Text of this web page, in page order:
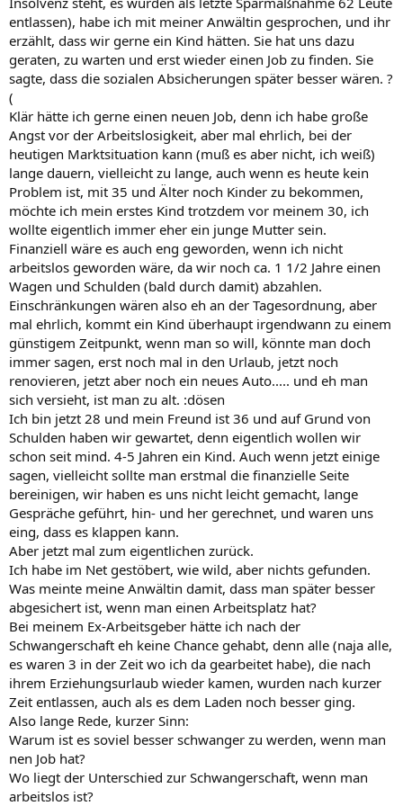
entlassen), habe ich mit meiner Anwältin gesprochen, und ihr
erzählt, dass wir gerne ein Kind hätten. Sie hat uns dazu
geraten, zu warten und erst wieder einen Job zu finden. Sie
sagte, dass die sozialen Absicherungen später besser wären. ?
(
Klär hätte ich gerne einen neuen Job, denn ich habe große
Angst vor der Arbeitslosigkeit, aber mal ehrlich, bei der
heutigen Marktsituation kann (muß es aber nicht, ich weiß)
lange dauern, vielleicht zu lange, auch wenn es heute kein
Problem ist, mit 35 und Älter noch Kinder zu bekommen,
möchte ich mein erstes Kind trotzdem vor meinem 30, ich
wollte eigentlich immer eher ein junge Mutter sein.
Finanziell wäre es auch eng geworden, wenn ich nicht
arbeitslos geworden wäre, da wir noch ca. 1 1/2 Jahre einen
Wagen und Schulden (bald durch damit) abzahlen.
Einschränkungen wären also eh an der Tagesordnung, aber
mal ehrlich, kommt ein Kind überhaupt irgendwann zu einem
günstigem Zeitpunkt, wenn man so will, könnte man doch
immer sagen, erst noch mal in den Urlaub, jetzt noch
renovieren, jetzt aber noch ein neues Auto..... und eh man
sich versieht, ist man zu alt. :dösen
Ich bin jetzt 28 und mein Freund ist 36 und auf Grund von
Schulden haben wir gewartet, denn eigentlich wollen wir
schon seit mind. 4-5 Jahren ein Kind. Auch wenn jetzt einige
sagen, vielleicht sollte man erstmal die finanzielle Seite
bereinigen, wir haben es uns nicht leicht gemacht, lange
Gespräche geführt, hin- und her gerechnet, und waren uns
eing, dass es klappen kann.
Aber jetzt mal zum eigentlichen zurück.
Ich habe im Net gestöbert, wie wild, aber nichts gefunden.
Was meinte meine Anwältin damit, dass man später besser
abgesichert ist, wenn man einen Arbeitsplatz hat?
Bei meinem Ex-Arbeitsgeber hätte ich nach der
Schwangerschaft eh keine Chance gehabt, denn alle (naja alle,
es waren 3 in der Zeit wo ich da gearbeitet habe), die nach
ihrem Erziehungsurlaub wieder kamen, wurden nach kurzer
Zeit entlassen, auch als es dem Laden noch besser ging.
Also lange Rede, kurzer Sinn:
Warum ist es soviel besser schwanger zu werden, wenn man
nen Job hat?
Wo liegt der Unterschied zur Schwangerschaft, wenn man
arbeitslos ist?